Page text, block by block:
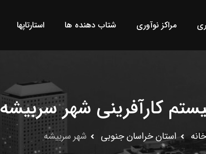
مراکز نوآوری شتاب دهنده ها استارتاپها
کارآفرینی شهر سربیشه
خانه استان خراسان جنوبى شهر سربیشه